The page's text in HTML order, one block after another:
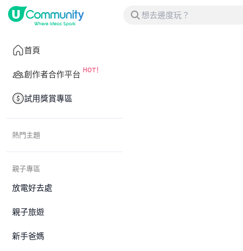
首頁
創作者合作平台
試用獎賞專區
熱門主題
親子專區
放電好去處
親子旅遊
新手爸媽